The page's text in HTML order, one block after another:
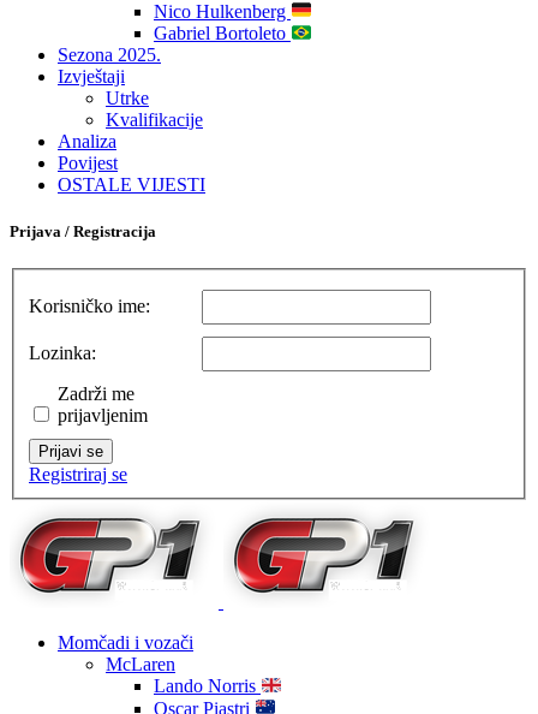
Nico Hulkenberg
Gabriel Bortoleto
Sezona 2025.
Izvještaji
Utrke
Kvalifikacije
Analiza
Povijest
OSTALE VIJESTI
Prijava / Registracija
Korisničko ime:
Lozinka:
Zadrži me
prijavljenim
Prijavi se
Registriraj se
Momčadi i vozači
McLaren
Lando Norris
Oscar Piastri